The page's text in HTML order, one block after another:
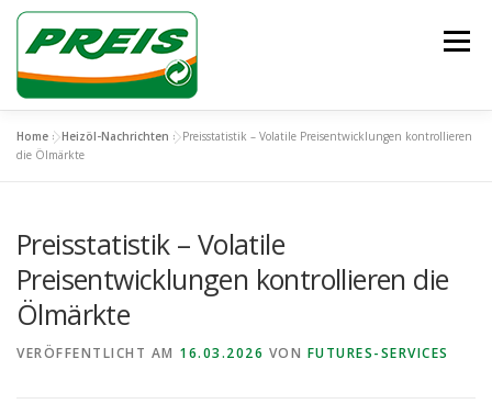
Zum
springen
Menü
ÜBER UNS
UNSER TEAM KONTAKT
Home »Heizöl-Nachrichten »Preisstatistik – Volatile Preisentwicklungen kontrollieren
die Ölmärkte
Preisstatistik – Volatile
Preisentwicklungen kontrollieren die
Ölmärkte
VERÖFFENTLICHT AM 16.03.2026 VON FUTURES-SERVICES